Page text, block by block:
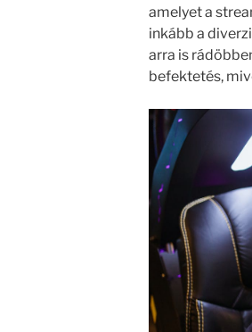
amelyet a
inkább a
arra is
befektetés,